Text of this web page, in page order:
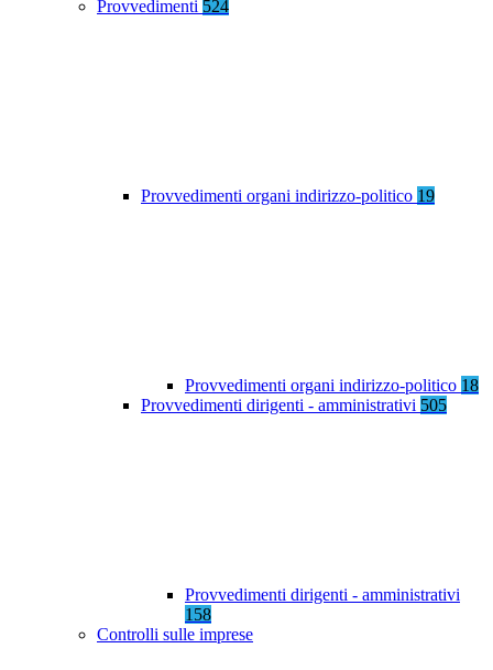
Provvedimenti 524
Provvedimenti organi indirizzo-politico 19
Provvedimenti organi indirizzo-politico 18
Provvedimenti dirigenti - amministrativi 505
Provvedimenti dirigenti - amministrativi
158
Controlli sulle imprese